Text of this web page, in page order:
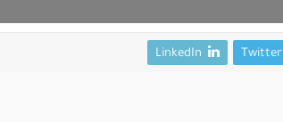
Twitter
LinkedIn